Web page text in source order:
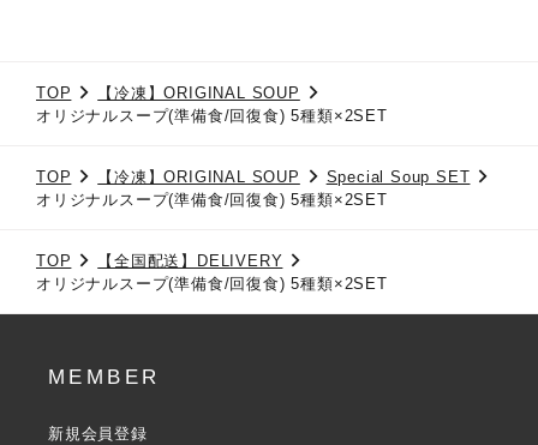
TOP
【冷凍】ORIGINAL SOUP
オリジナルスープ(準備食/回復食) 5種類×2SET
TOP 【冷凍】ORIGINAL SOUP
Special Soup SET
オリジナルスープ(準備食/回復食) 5種類×2SET
TOP
【全国配送】DELIVERY
オリジナルスープ(準備食/回復食) 5種類×2SET
MEMBER
新規会員登録